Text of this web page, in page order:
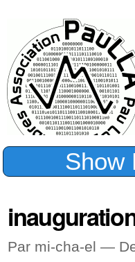
Chercher par
Recherche
Show
Par mi-cha-el —